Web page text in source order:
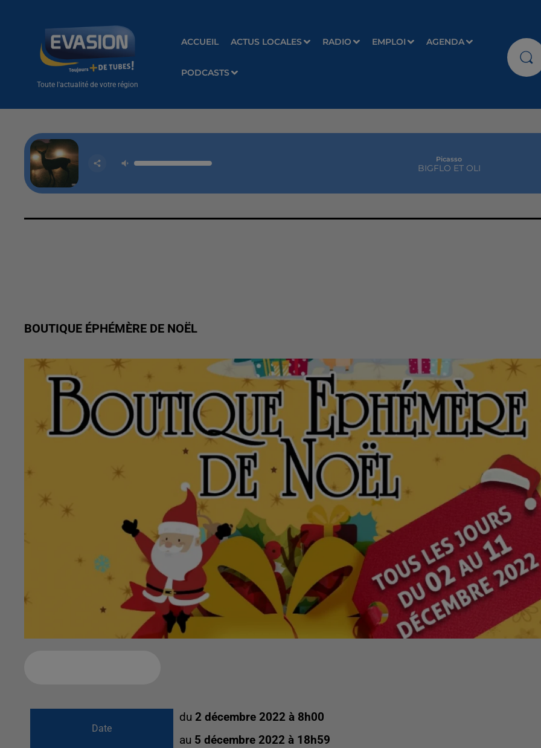
Toute l'actualité de votre région
ACCUEIL ACTUS LOCALES RADIO EMPLOI AGENDA
PODCASTS
Picasso
BIGFLO ET OLI
BOUTIQUE ÉPHÉMÈRE DE NOËL
Date
du2 décembre 2022 à 8h00
au 5 décembre 2022 à 18h59